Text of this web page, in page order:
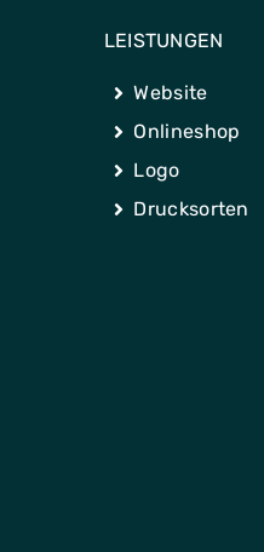
LEISTUNGEN
Website
Onlineshop
Logo
Drucksorten